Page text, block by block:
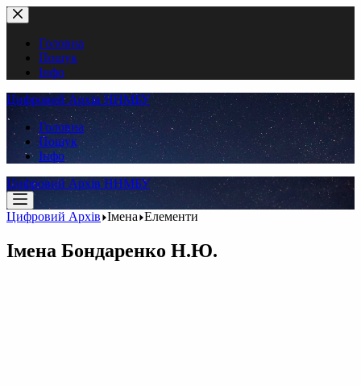
Перейти
до
вмістуГоловна
Пошук
Інфо
Цифровий Архів ННМБУ
Головна
Пошук
Інфо
Цифровий Архів ННМБУ
Цифровий Архів Імена Елементи
Імена Бондаренко Н.Ю.